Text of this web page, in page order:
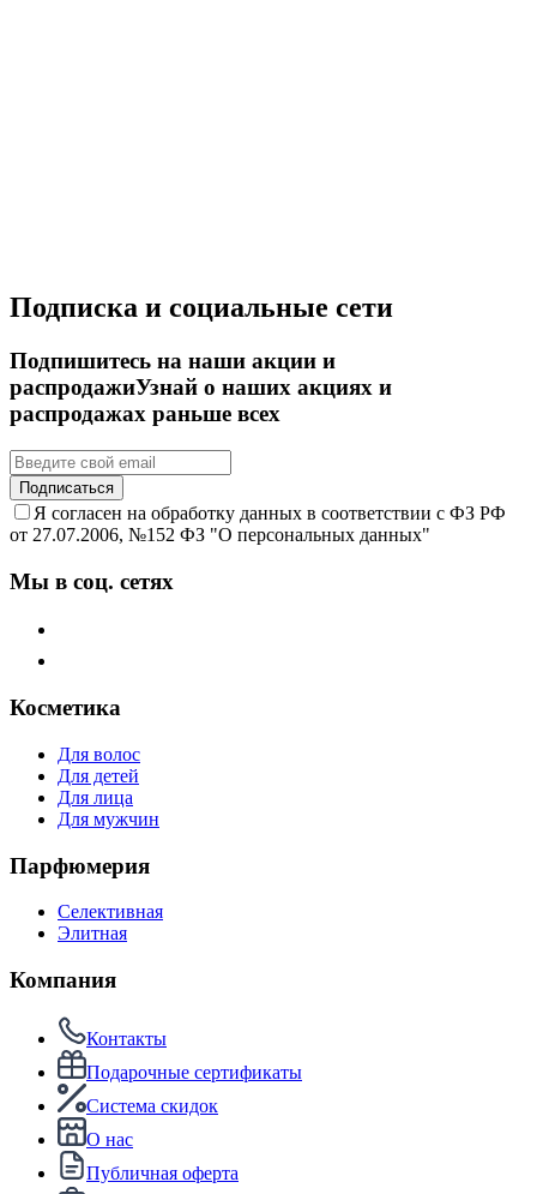
Подписка и социальные сети
Подпишитесь на наши акции и
распродажиУзнай о наших акциях и
распродажах раньше всех
Подписаться
Я согласен на обработку данных в соответствии с ФЗ РФ
от 27.07.2006, №152 ФЗ "О персональных данных"
Мы в соц. сетях
Косметика
Для волос
Для детей
Для лица
Для мужчин
Парфюмерия
Селективная
Элитная
Компания
Контакты
Подарочные сертификаты
Система скидок
О нас
Публичная оферта